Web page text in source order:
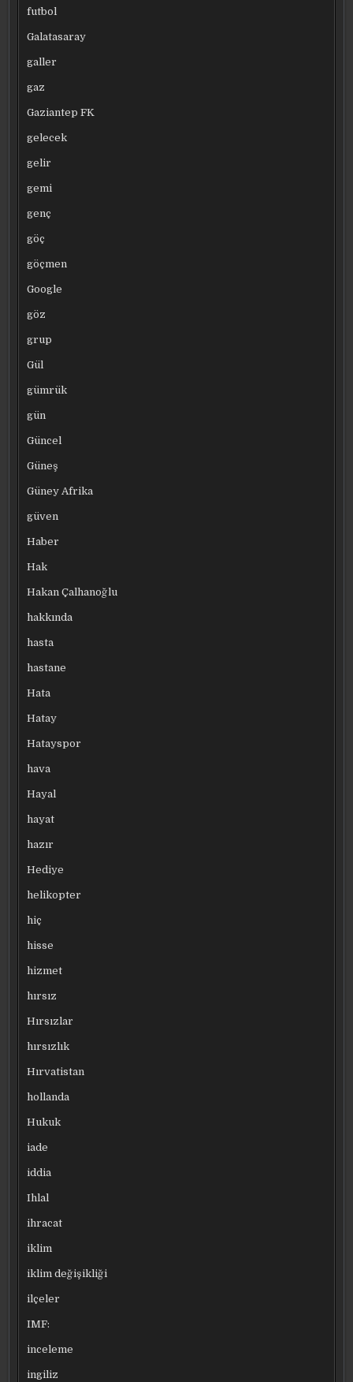
futbol
Galatasaray
galler
gaz
Gaziantep FK
gelecek
gelir
gemi
genç
göç
göçmen
Google
göz
grup
Gül
gümrük
gün
Güncel
Güneş
Güney Afrika
güven
Haber
Hak
Hakan Çalhanoğlu
hakkında
hasta
hastane
Hata
Hatay
Hatayspor
hava
Hayal
hayat
hazır
Hediye
helikopter
hiç
hisse
hizmet
hırsız
Hırsızlar
hırsızlık
Hırvatistan
hollanda
Hukuk
iade
iddia
Ihlal
ihracat
iklim
iklim değişikliği
ilçeler
IMF:
inceleme
ingiliz